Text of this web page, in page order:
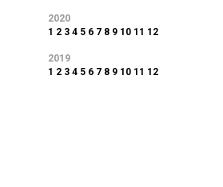
2020
12
11
10
9
8
7
6
5
4
3
2
1
2019
12
11
10
9
8
7
6
5
4
3
2
1